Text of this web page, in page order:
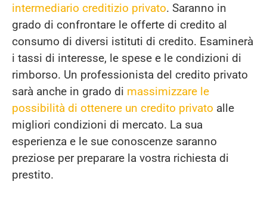
intermediario creditizio privato. Saranno in
grado di confrontare le offerte di credito al
consumo di diversi istituti di credito. Esaminerà
i tassi di interesse, le spese e le condizioni di
rimborso. Un professionista del credito privato
sarà anche in grado di massimizzare le
possibilità di ottenere un credito privato alle
migliori condizioni di mercato. La sua
esperienza e le sue conoscenze saranno
preziose per preparare la vostra richiesta di
prestito.